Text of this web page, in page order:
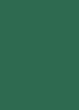
水處理